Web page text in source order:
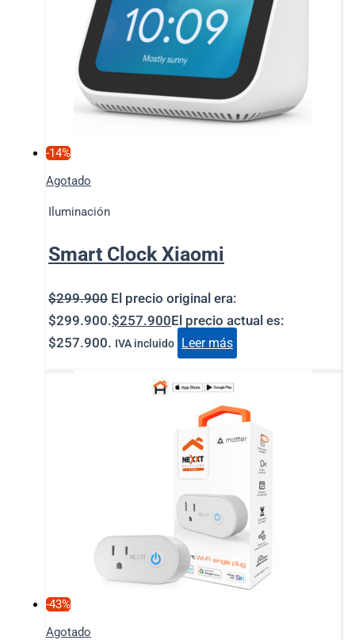
-14%
Agotado
Iluminación
Smart Clock Xiaomi
$299.900 El precio original era:
$299.900.$257.900El precio actual es:
$257.900. IVA incluido Leer más
-43%
Agotado